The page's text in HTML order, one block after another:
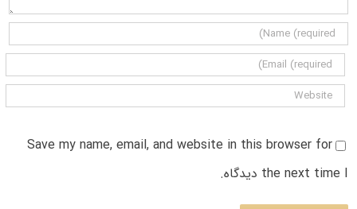
Save my name, email, and website in this browser for
the next time I دیدگاه.